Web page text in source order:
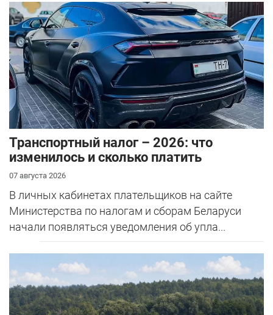
Транспортный налог – 2026: что
изменилось и сколько платить
07 августа 2026
В личных кабинетах плательщиков на сайте
Министерства по налогам и сборам Беларуси
начали появляться уведомления об упла...